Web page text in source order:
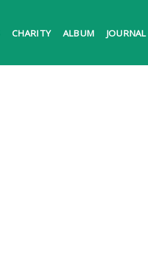
CHARITY ALBUM JOURNAL